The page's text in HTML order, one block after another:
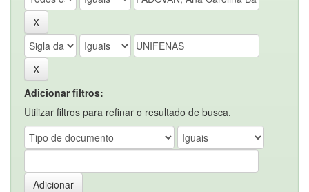
Adicionar filtros:
Utilizar filtros para refinar o resultado de busca.